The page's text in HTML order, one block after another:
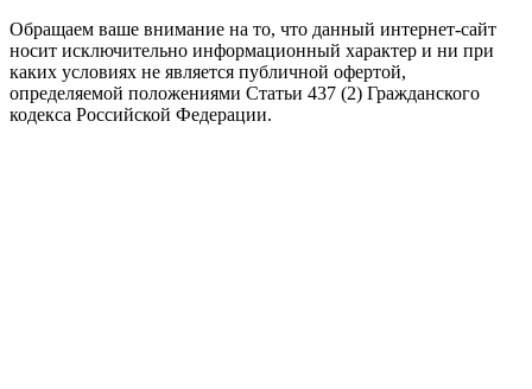
Обращаем ваше внимание на то, что данный интернет-сайт
носит исключительно информационный характер и ни при
каких условиях не является публичной офертой,
определяемой положениями Статьи 437 (2) Гражданского
кодекса Российской Федерации.